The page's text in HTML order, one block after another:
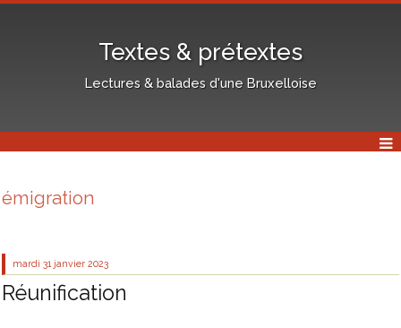
Textes & prétextes
Lectures & balades d'une Bruxelloise
émigration
mardi 31 janvier 2023
Réunification